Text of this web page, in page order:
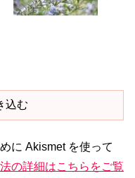
込む
に Akismet を使って
の詳細はこちらをご覧